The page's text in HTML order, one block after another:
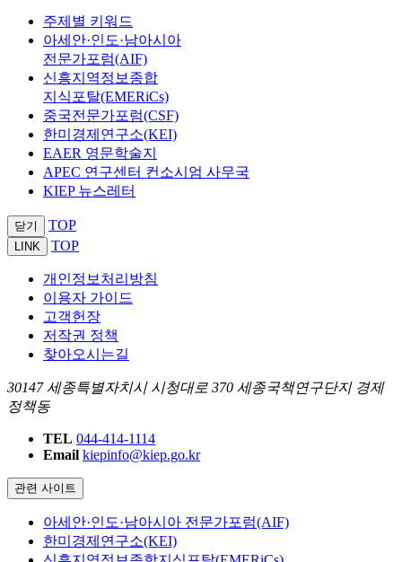
주제별 키워드
아세안·인도·남아시아
전문가포럼(AIF)
신흥지역정보종합
지식포탈(EMERiCs)
중국전문가포럼(CSF)
한미경제연구소(KEI)
EAER 영문학술지
APEC 연구센터 컨소시엄 사무국
KIEP 뉴스레터
닫기 TOP
LINK TOP
개인정보처리방침
이용자 가이드
고객헌장
저작권 정책
찾아오시는길
30147 세종특별자치시 시청대로 370 세종국책연구단지 경제
정책동
TEL 044-414-1114
Email kiepinfo@kiep.go.kr
관련 사이트
아세안·인도·남아시아 전문가포럼(AIF)
한미경제연구소(KEI)